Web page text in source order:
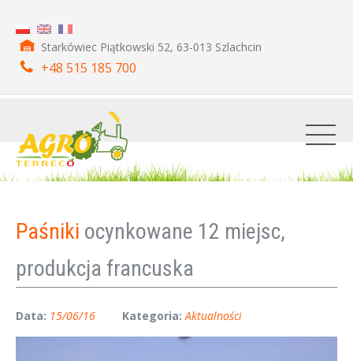
Starkówiec Piątkowski 52, 63-013 Szlachcin
+48 515 185 700
Paśniki ocynkowane 12 miejsc,
produkcja francuska
Data: 15/06/16 Kategoria: Aktualności